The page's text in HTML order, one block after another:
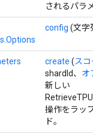
されるパラ
config (文字
create (ス
shardId、 オ
新しい
操作をラッ
ド。